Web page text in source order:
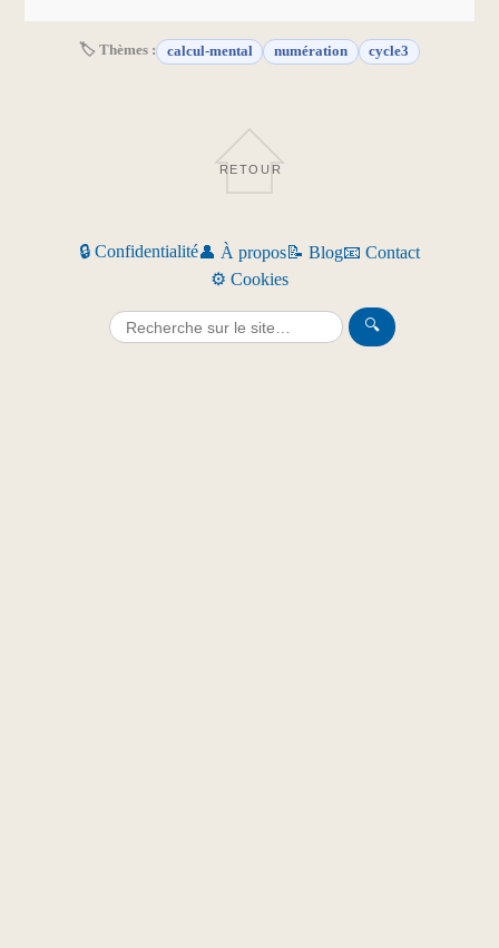
🏷 Thèmes : calcul-mental numération cycle3
RETOUR
🔒 Confidentialité👤 À propos📝 Blog📧 Contact
⚙️ Cookies
🔍